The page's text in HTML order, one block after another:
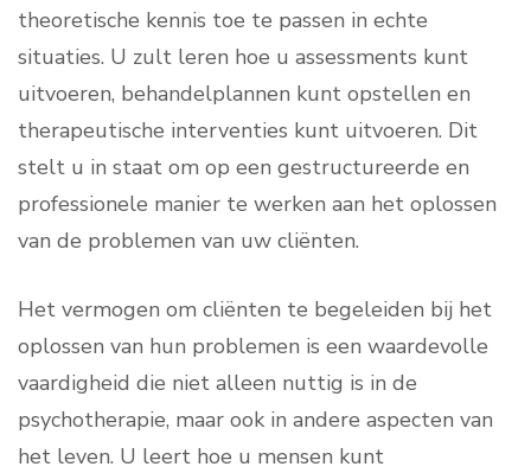
theoretische kennis toe te passen in echte
situaties. U zult leren hoe u assessments kunt
uitvoeren, behandelplannen kunt opstellen en
therapeutische interventies kunt uitvoeren. Dit
stelt u in staat om op een gestructureerde en
professionele manier te werken aan het oplossen
van de problemen van uw cliënten.
Het vermogen om cliënten te begeleiden bij het
oplossen van hun problemen is een waardevolle
vaardigheid die niet alleen nuttig is in de
psychotherapie, maar ook in andere aspecten van
het leven. U leert hoe u mensen kunt